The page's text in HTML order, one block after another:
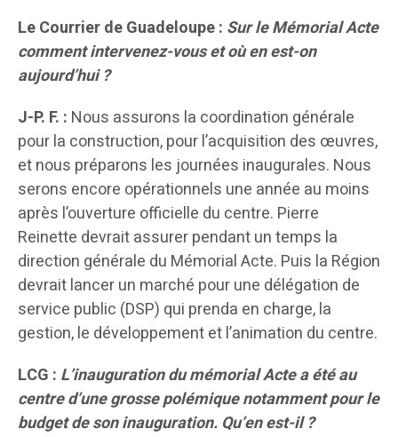
Le Courrier de Guadeloupe : Sur le Mémorial Acte
comment intervenez-vous et où en est-on
aujourd’hui ?
J-P. F. : Nous assurons la coordination générale
pour la construction, pour l’acquisition des œuvres,
et nous préparons les journées inaugurales. Nous
serons encore opérationnels une année au moins
après l’ouverture officielle du centre. Pierre
Reinette devrait assurer pendant un temps la
direction générale du Mémorial Acte. Puis la Région
devrait lancer un marché pour une délégation de
service public (DSP) qui prenda en charge, la
gestion, le développement et l’animation du centre.
LCG : L’inauguration du mémorial Acte a été au
centre d’une grosse polémique notamment pour le
budget de son inauguration. Qu’en est-il ?